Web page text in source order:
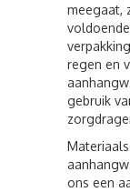
meegaat,
regen en
gebruik
ons een